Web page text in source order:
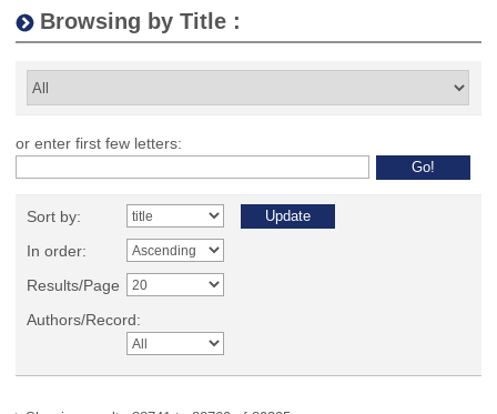
Browsing by Title :
or enter first few letters:
Sort by:
In order:
Results/Page
Authors/Record: